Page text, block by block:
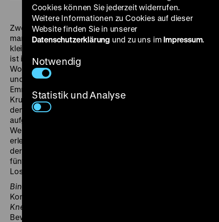
Zweimal im Monat zum Bingo fahren, mehr braucht
man eigentlich nicht im Leben, stellt Gisela aus dem
kleinen norddeutschen Ort Högel fest. Aber schöner
ist ihr Leben, wenn sie drei- oder gar viermal in der
Woche zum Bingo fahren kann. Ein Bus sammelt Gisela
und ihre Mitstreiterinnen Christel, Elke, Helga und
Emmi ein und bringt sie in die Spielhalle im dänischen
Krusau. Die fünf Frauen leben schon seit langem auf
dem norddeutschen Land, sind größtenteils hier
aufgewachsen und blicken nun auf ihr Leben zurück:
Weitgehend unbeschwerte Kindheiten haben sie
erlebt, aber auch unter den patriarchalen Strukturen
der Gesellschaft gelitten. Nun, ohne Mann, nehmen die
fünf ihr Glück selbst in die Hand – sofern es das Bingo-
Los zulässt.
Bingo – Zuletzt entscheidet immer das Glück
Komplementär- und Gegenstück zu
Kneipe und das Fest
Bewohnerinnen, den herzhaften Mettwürsten und
Cookies können Sie jederzeit widerrufen.
Weitere Informationen zu Cookies auf dieser
Website finden Sie in unserer
Datenschutzerklärung und zu uns im Impressum.
Notwendig
Statistik und Analyse